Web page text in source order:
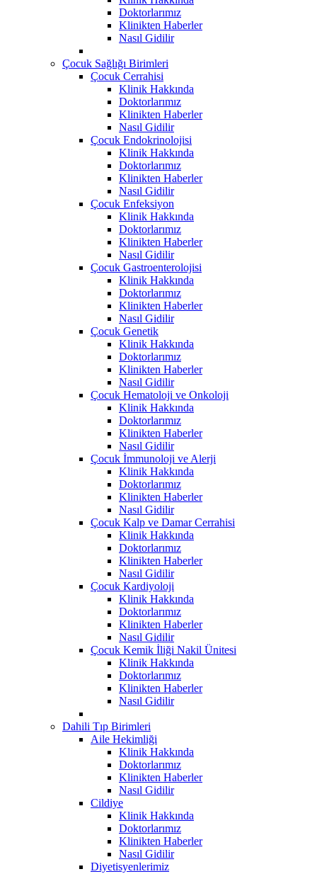
Doktorlarımız
Klinikten Haberler
Nasıl Gidilir
Çocuk Sağlığı Birimleri
Çocuk Cerrahisi
Klinik Hakkında
Doktorlarımız
Klinikten Haberler
Nasıl Gidilir
Çocuk Endokrinolojisi
Klinik Hakkında
Doktorlarımız
Klinikten Haberler
Nasıl Gidilir
Çocuk Enfeksiyon
Klinik Hakkında
Doktorlarımız
Klinikten Haberler
Nasıl Gidilir
Çocuk Gastroenterolojisi
Klinik Hakkında
Doktorlarımız
Klinikten Haberler
Nasıl Gidilir
Çocuk Genetik
Klinik Hakkında
Doktorlarımız
Klinikten Haberler
Nasıl Gidilir
Çocuk Hematoloji ve Onkoloji
Klinik Hakkında
Doktorlarımız
Klinikten Haberler
Nasıl Gidilir
Çocuk İmmunoloji ve Alerji
Klinik Hakkında
Doktorlarımız
Klinikten Haberler
Nasıl Gidilir
Çocuk Kalp ve Damar Cerrahisi
Klinik Hakkında
Doktorlarımız
Klinikten Haberler
Nasıl Gidilir
Çocuk Kardiyoloji
Klinik Hakkında
Doktorlarımız
Klinikten Haberler
Nasıl Gidilir
Çocuk Kemik İliği Nakil Ünitesi
Klinik Hakkında
Doktorlarımız
Klinikten Haberler
Nasıl Gidilir
Dahili Tıp Birimleri
Aile Hekimliği
Klinik Hakkında
Doktorlarımız
Klinikten Haberler
Nasıl Gidilir
Cildiye
Klinik Hakkında
Doktorlarımız
Klinikten Haberler
Nasıl Gidilir
Diyetisyenlerimiz